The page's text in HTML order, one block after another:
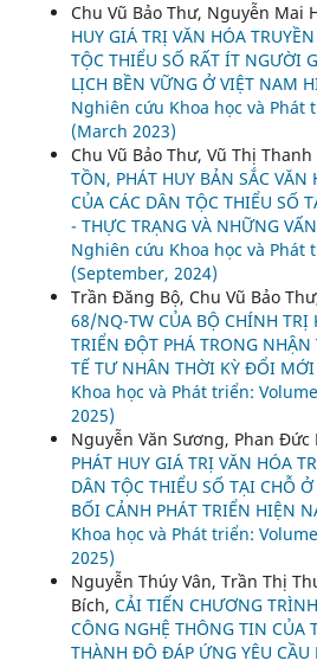
Chu Vũ Bảo Thư, Nguyễn Mai
HUY GIÁ TRỊ VĂN HÓA
TỘC THIỂU SỐ RẤT ÍT NGƯỜI
LỊCH BỀN VỮNG Ở VIỆT NAM
Nghiên cứu Khoa học và Phát
(March 2023)
Chu Vũ Bảo Thư, Vũ Thị
TỒN, PHÁT HUY BẢN SẮC VĂN
CỦA CÁC DÂN TỘC THIỂU SỐ
- THỰC TRẠNG VÀ NHỮNG
Nghiên cứu Khoa học và Phát
(September, 2024)
Trần Đăng Bộ, Chu Vũ Bảo
68/NQ-TW CỦA BỘ CHÍNH TRỊ
TRIỂN ĐỘT PHÁ TRONG
TẾ TƯ NHÂN THỜI KỲ ĐỔI MỚI
Khoa học và Phát triển:
2025)
Nguyễn Văn Sương, Phan Đức
PHÁT HUY GIÁ TRỊ VĂN HÓA
DÂN TỘC THIỂU SỐ TẠI CHỖ
BỐI CẢNH PHÁT TRIỂN HIỆN
Khoa học và Phát triển:
2025)
Nguyễn Thúy Vân, Trần Thị
Bích, CẢI TIẾN CHƯƠNG
CÔNG NGHỆ THÔNG TIN CỦA
THÀNH ĐÔ ĐÁP ỨNG YÊU